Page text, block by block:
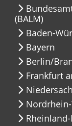
(BALM)
Baden-
Bayern
Berlin/
Frankfurt